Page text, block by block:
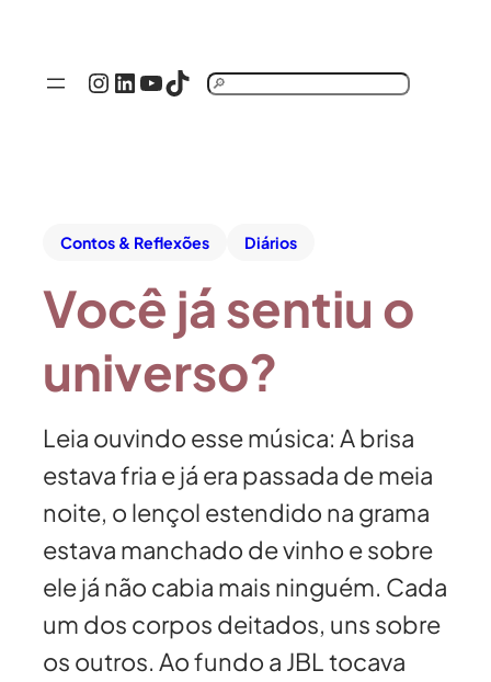
Instagram LinkedIn Youtube TikTok
P
i
a
Contos & Reflexões Diários
Você já sentiu o
universo?
Leia ouvindo esse música: A brisa
estava fria e já era passada de meia
noite, o lençol estendido na grama
estava manchado de vinho e sobre
ele já não cabia mais ninguém. Cada
um dos corpos deitados, uns sobre
os outros. Ao fundo a JBL tocava